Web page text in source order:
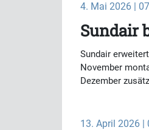
4. Mai 2026 |
Sundair
Sundair
November
Dezember
13. April 2026 |